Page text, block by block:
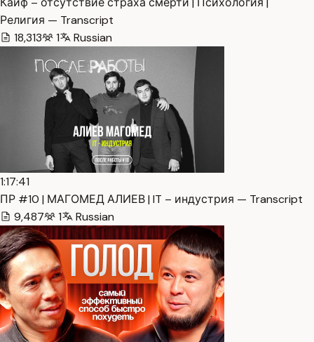
Религия — Transcript
18,313
1 Russian
1:17:41
ПР #10 | МАГОМЕД АЛИЕВ | IT – индустрия — Transcript
9,487
1 Russian